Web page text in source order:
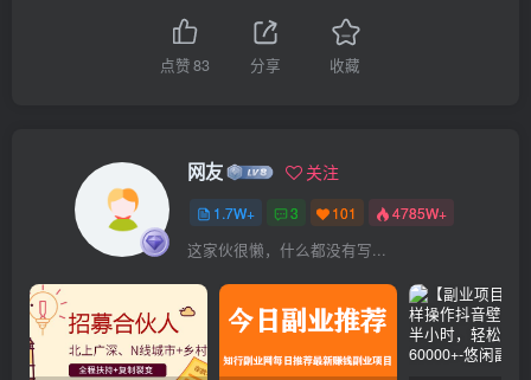
点赞83 分享 收藏
网友 关注
1.7W+ 3 101 4785W+
这家伙很懒，什么都没有写...